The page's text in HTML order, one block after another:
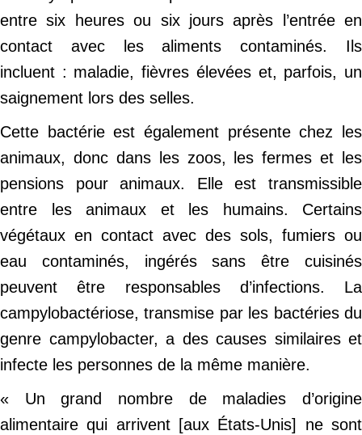
entre six heures ou six jours après l’entrée en
contact avec les aliments contaminés. Ils
incluent : maladie, fièvres élevées et, parfois, un
saignement lors des selles.
Cette bactérie est également présente chez les
animaux, donc dans les zoos, les fermes et les
pensions pour animaux. Elle est transmissible
entre les animaux et les humains. Certains
végétaux en contact avec des sols, fumiers ou
eau contaminés, ingérés sans être cuisinés
peuvent être responsables d’infections. La
campylobactériose, transmise par les bactéries du
genre campylobacter, a des causes similaires et
infecte les personnes de la même manière.
« Un grand nombre de maladies d’origine
alimentaire qui arrivent [aux États-Unis] ne sont